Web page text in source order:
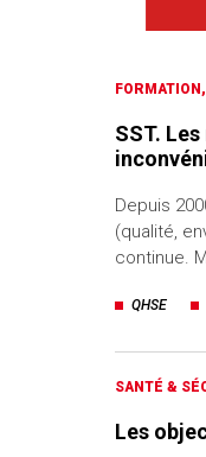
SST.
Depuis
(qualité,
continue.
QHSE
SANTÉ &
Les